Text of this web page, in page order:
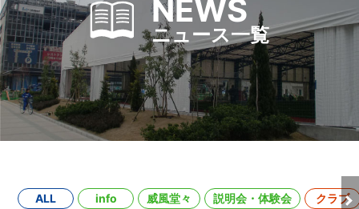
NEWS
ニュース一覧
ALL info 威風堂々 説明会・体験会 クラブ